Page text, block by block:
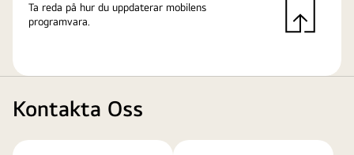
Ta reda på hur du uppdaterar mobilens
programvara.
Kontakta Oss